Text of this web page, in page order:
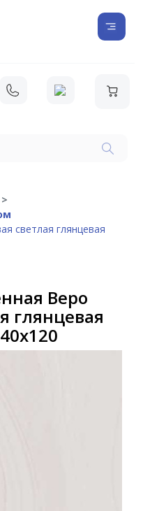
светлая глянцевая
Веро
глянцевая